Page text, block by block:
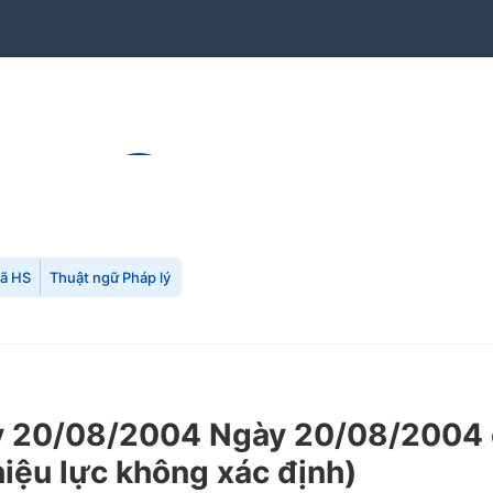
HS Thuật ngữ Pháp lý
20/08/2004 Ngày 20/08/2004
lực không xác định)